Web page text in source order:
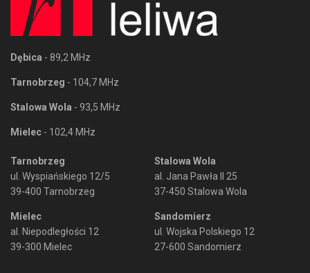
Dębica - 89,2 MHz
Tarnobrzeg - 104,7 MHz
Stalowa Wola - 93,5 MHz
Mielec - 102,4 MHz
Tarnobrzeg
ul. Wyspiańskiego 12/5
39-400 Tarnobrzeg
Mielec
al. Niepodległości 12
39-300 Mielec
Stalowa Wola
al. Jana Pawła II 25
37-450 Stalowa Wola
Sandomierz
ul. Wojska Polskiego 12
27-600 Sandomierz